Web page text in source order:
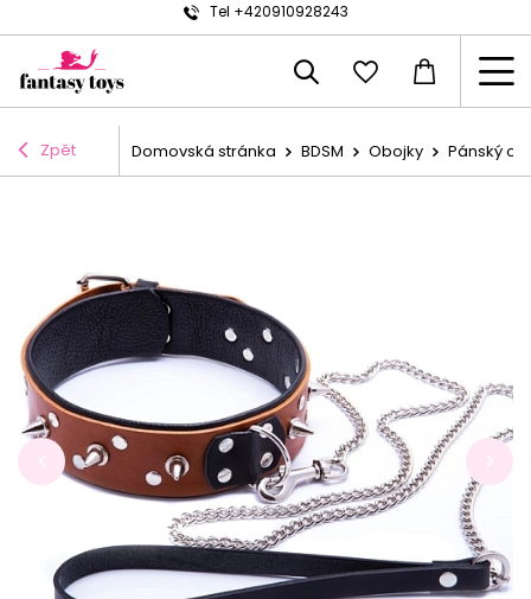
Tel +420910928243
Zpět Domovská stránka BDSM Obojky Pánský